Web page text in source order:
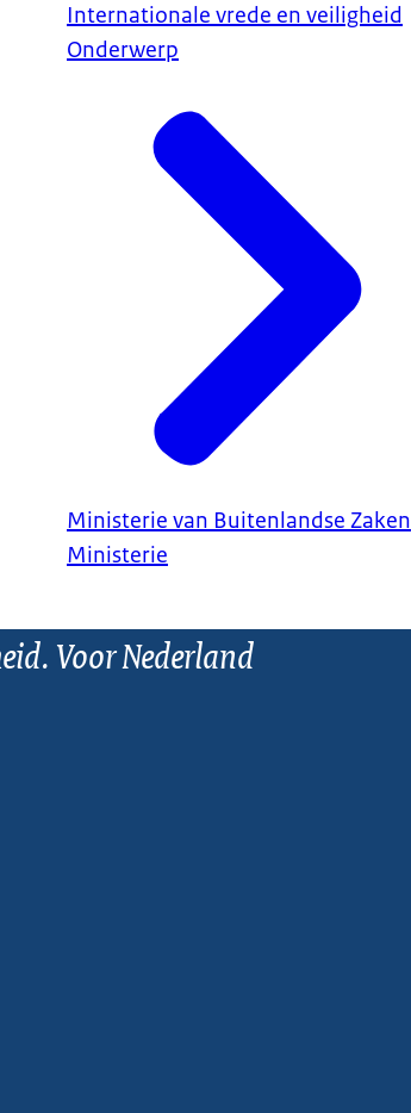
Internationale vrede en veiligheid
Onderwerp
Ministerie van Buitenlandse Zaken
Ministerie
Voor Nederland